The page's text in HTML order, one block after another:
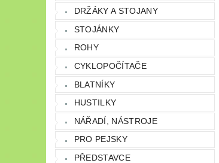
DRŽÁKY A STOJANY
STOJÁNKY
ROHY
CYKLOPOČÍTAČE
BLATNÍKY
HUSTILKY
NÁŘADÍ, NÁSTROJE
PRO PEJSKY
PŘEDSTAVCE